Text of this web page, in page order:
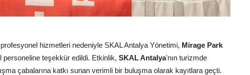
hizmetleri nedeniyle SKAL Antalya Yönetimi, Mirage Park
personeline teşekkür edildi. Etkinlik, SKAL Antalya'nın turizmde
çabalarına katkı sunan verimli bir buluşma olarak kayıtlara geçti.